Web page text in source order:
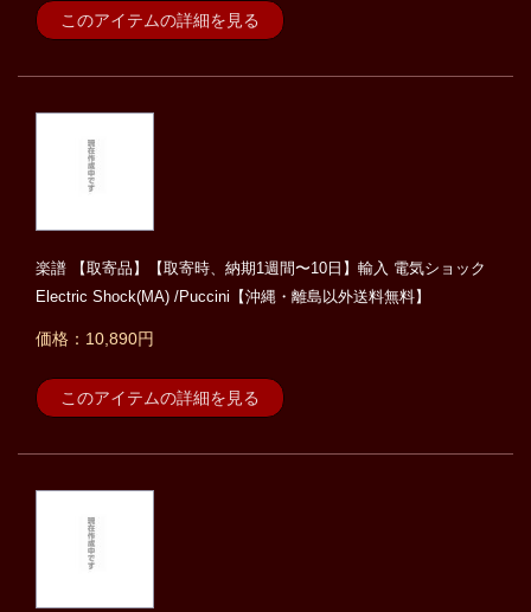
このアイテムの詳細を見る
楽譜 【取寄品】【取寄時、納期1週間〜10日】輸入 電気ショック
Electric Shock(MA) /Puccini【沖縄・離島以外送料無料】
価格：10,890円
このアイテムの詳細を見る